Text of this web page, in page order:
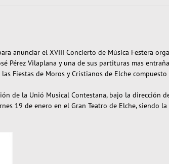
anunciar el XVIII Concierto de Música Festera
Pérez Vilaplana y una de sus partituras mas
Fiestas de Moros y Cristianos de Elche
de la Unió Musical Contestana, bajo la dirección
19 de enero en el Gran Teatro de Elche, siendo